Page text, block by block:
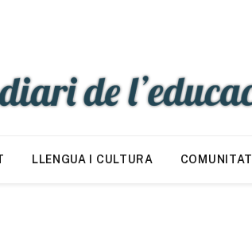
LLENGUA I CULTURA COMUNITAT